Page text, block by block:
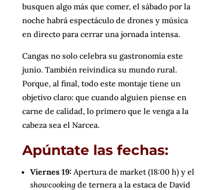
busquen algo más que comer, el sábado por la
noche habrá espectáculo de drones y música
en directo para cerrar una jornada intensa.
Cangas no solo celebra su gastronomía este
junio. También reivindica su mundo rural.
Porque, al final, todo este montaje tiene un
objetivo claro: que cuando alguien piense en
carne de calidad, lo primero que le venga a la
cabeza sea el Narcea.
Apúntate las fechas:
Viernes 19: Apertura de market (18:00 h) y el
showcooking de ternera a la estaca de David